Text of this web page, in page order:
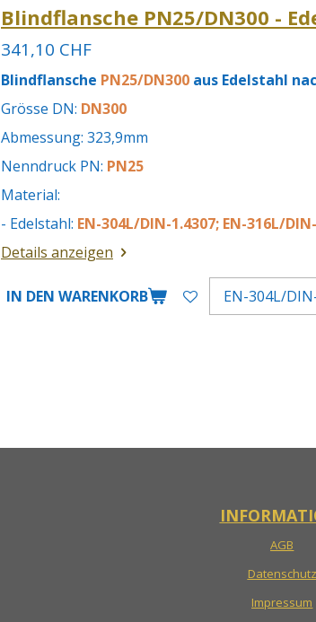
Blindflansche PN25/DN300 -
341,10 CHF
Blindflansche PN25/DN300 aus Edelstahl
Grösse DN: DN300
Abmessung: 323,9mm
Nenndruck PN: PN25
Material:
- Edelstahl: EN-304L/DIN-1.4307; EN-316L/
Details anzeigen
IN DEN WARENKORB
AGB
Datenschutz
Impressum